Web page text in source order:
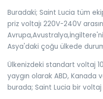
Buradaki; Saint Lucia tüm
priz voltajı 220V-240V
Asya'daki çoğu ülkede
Ülkenizdeki standart voltaj
yaygın olarak ABD, Kanada
burada; Saint Lucia bir voltaj